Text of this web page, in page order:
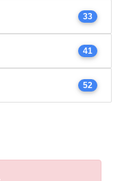
33
41
52